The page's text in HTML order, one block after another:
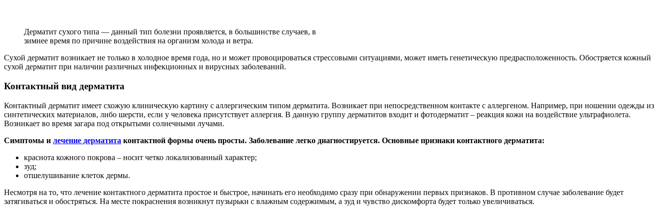
Дерматит сухого типа — данный тип болезни проявляется, в большинстве случаев, в
зимнее время по причине воздействия на организм холода и ветра.
Сухой дерматит возникает не только в холодное время года, но и может провоцироваться стрессовыми ситуациями, может иметь генетическую предрасположенность. Обостряется кожный
сухой дерматит при наличии различных инфекционных и вирусных заболеваний.
Контактный вид дерматита
Контактный дерматит имеет схожую клиническую картину с аллергическим типом дерматита. Возникает при непосредственном контакте с аллергеном. Например, при ношении одежды из
синтетических материалов, либо шерсти, если у человека присутствует аллергия. В данную группу дерматитов входит и фотодерматит – реакция кожи на воздействие ультрафиолета.
Возникает во время загара под открытыми солнечными лучами.
Симптомы и лечение дерматита контактной формы очень просты. Заболевание легко диагностируется. Основные признаки контактного дерматита:
краснота кожного покрова – носит четко локализованный характер;
зуд;
отшелушивание клеток дермы.
Несмотря на то, что лечение контактного дерматита простое и быстрое, начинать его необходимо сразу при обнаружении первых признаков. В противном случае заболевание будет
затягиваться и обостряться. На месте покраснения возникнут пузырьки с влажным содержимым, а зуд и чувство дискомфорта будет только увеличиваться.